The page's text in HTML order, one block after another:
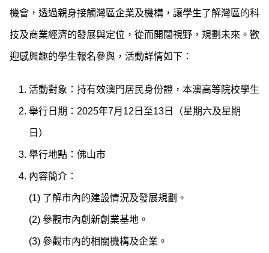
機會，透過親身接觸灣區企業及機構，讓學生了解灣區的科
技及商業經濟的發展與定位，從而開闊視野，規劃未來。歡
迎感興趣的學生報名參與，活動詳情如下：
活動對象：持有效澳門居民身份證，本澳高等院校學生
舉行日期：2025年7月12日至13日（星期六及星期
日）
舉行地點：佛山市
內容簡介：
(1) 了解市內的建設情況及發展規劃。
(2) 參觀市內創新創業基地。
(3) 參觀市內的相關機構及企業。